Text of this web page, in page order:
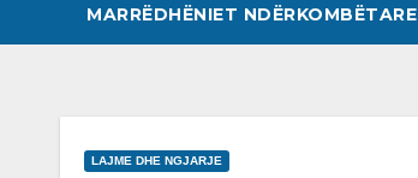
MARRËDHËNIET NDËRKOMBËTARE
LAJME DHE NGJARJE